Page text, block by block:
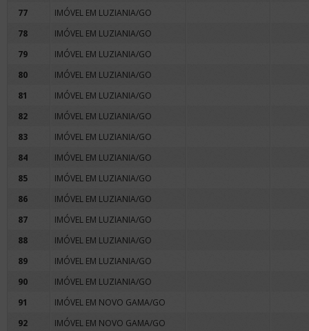
77
IMÓVEL EM LUZIANIA/GO
78
IMÓVEL EM LUZIANIA/GO
79
IMÓVEL EM LUZIANIA/GO
80
IMÓVEL EM LUZIANIA/GO
81
IMÓVEL EM LUZIANIA/GO
82
IMÓVEL EM LUZIANIA/GO
83
IMÓVEL EM LUZIANIA/GO
84
IMÓVEL EM LUZIANIA/GO
85
IMÓVEL EM LUZIANIA/GO
86
IMÓVEL EM LUZIANIA/GO
87
IMÓVEL EM LUZIANIA/GO
88
IMÓVEL EM LUZIANIA/GO
89
IMÓVEL EM LUZIANIA/GO
90
IMÓVEL EM LUZIANIA/GO
91
IMÓVEL EM NOVO GAMA/GO
92
IMÓVEL EM NOVO GAMA/GO